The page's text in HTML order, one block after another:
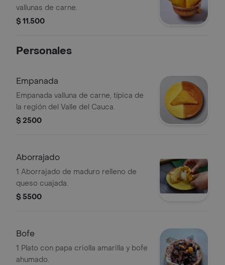
vallunas de carne.
$ 11.500
Personales
Empanada
Empanada valluna de carne, típica de
la región del Valle del Cauca.
$ 2500
Aborrajado
1 Aborrajado de maduro relleno de
queso cuajada.
$ 5500
Bofe
1 Plato con papa criolla amarilla y bofe
ahumado.